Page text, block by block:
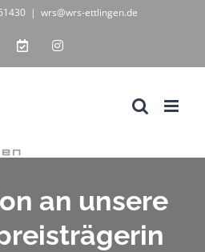
| wrs@wrs-ettlingen.de
WebUntis
digitales
Instagram
an unsere